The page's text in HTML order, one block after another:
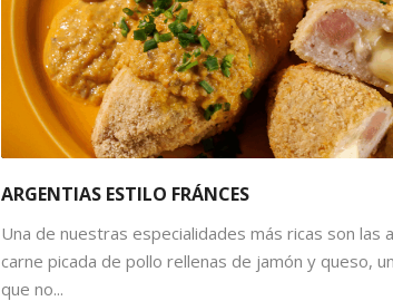
ARGENTIAS ESTILO FRÁNCES
Una de nuestras especialidades más ricas son las
carne picada de pollo rellenas de jamón y queso,
que no...